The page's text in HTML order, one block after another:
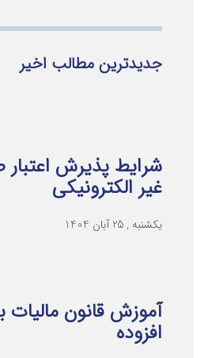
جدیدترین مطالب اخیر
شرایط پذیرش
غیر الکترونیکی
یکشنبه , 25 آبان 1404
آموزش قانون مالیات
افزوده